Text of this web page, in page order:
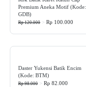
Premium Aneka Motif (Kode:
GDB)
Rp 120.000 > Rp 100.000
Daster Yukensi Batik Encim
(Kode: BTM)
Rp 98.000 > Rp 82.000